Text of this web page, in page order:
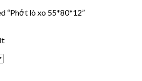
“Phớt lò xo 55*80*12”